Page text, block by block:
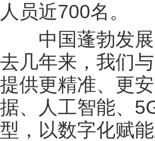
人员近700名。
中国蓬勃发展
去几年来，我们
提供更精准、更
据、人工智能、
型，以数字化赋